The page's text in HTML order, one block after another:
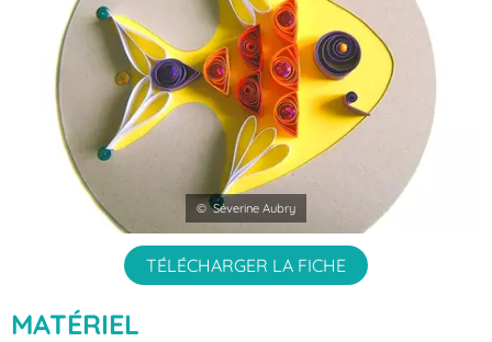
© Séverine Aubry
TÉLÉCHARGER LA FICHE
MATÉRIEL